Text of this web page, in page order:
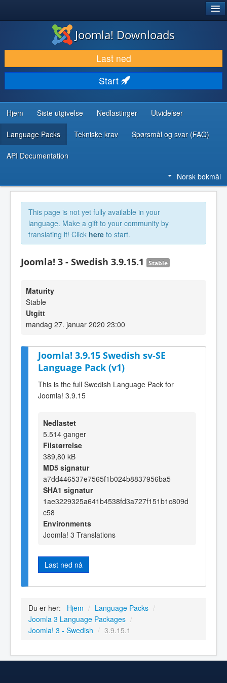
LAST NED & UTVID
OPPDAG & LÆR
SAMFUNN & BRUKERSTØTTE
UTVIKLINGSRESSURSER
Joomla! Downloads
Last ned
Start
Hjem Siste utgivelse Nedlastinger Utvidelser
Language Packs Tekniske krav Spørsmål og svar (FAQ)
API Documentation
Norsk bokmål
This page is not yet fully available in your
language. Make a gift to your community by
translating it! Click here to start.
Joomla! 3 - Swedish 3.9.15.1 Stable
Maturity
Stable
Utgitt
mandag 27. januar 2020 23:00
Joomla! 3.9.15 Swedish sv-SE
Language Pack (v1)
This is the full Swedish Language Pack for
Joomla! 3.9.15
Nedlastet
5.514 ganger
Filstørrelse
389,80 kB
MD5 signatur
a7dd446537e7565f1b024b8837956ba5
SHA1 signatur
1ae3229325a641b4538fd3a727f151b1c809d
c58
Environments
Joomla! 3 Translations
Last ned nå
Du er her: Hjem / Language Packs /
Joomla 3 Language Packages /
Joomla! 3 - Swedish / 3.9.15.1